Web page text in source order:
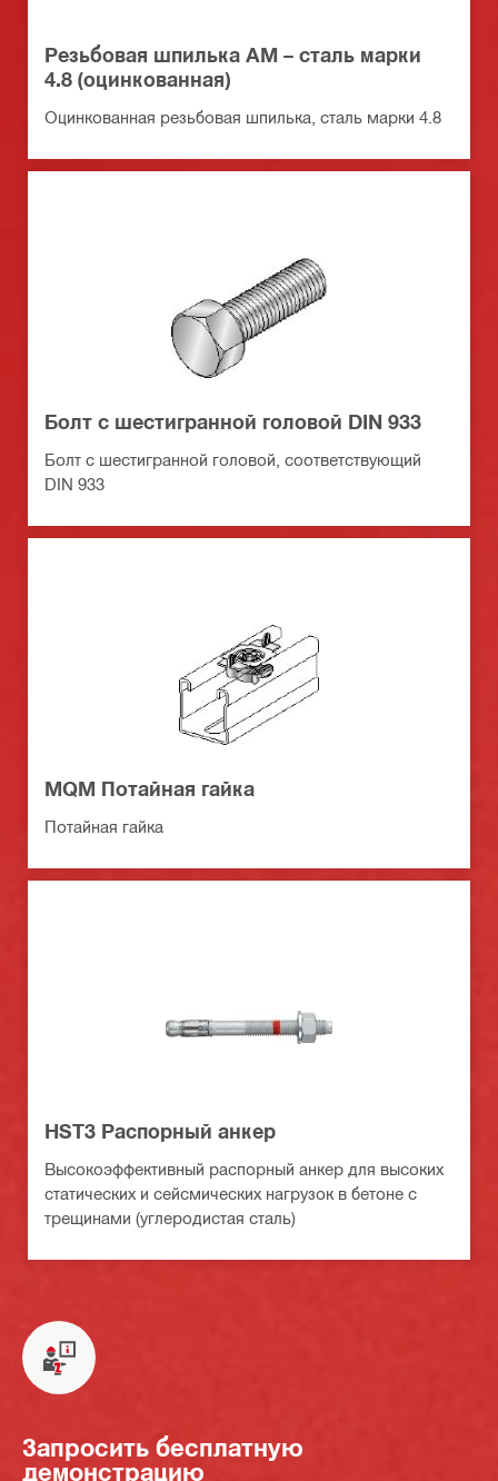
Резьбовая шпилька АМ – сталь марки
4.8 (оцинкованная)
Оцинкованная резьбовая шпилька, сталь марки 4.8
Болт с шестигранной головой DIN 933
Болт с шестигранной головой, соответствующий
DIN 933
MQM Потайная гайка
Потайная гайка
HST3 Распорный анкер
Высокоэффективный распорный анкер для высоких
статических и сейсмических нагрузок в бетоне с
трещинами (углеродистая сталь)
Запросить бесплатную
демонстрацию